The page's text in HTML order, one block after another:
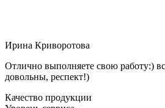
Ирина Криворотова
Отлично выполняете свою работу:)
довольны, респект!)
Качество продукции